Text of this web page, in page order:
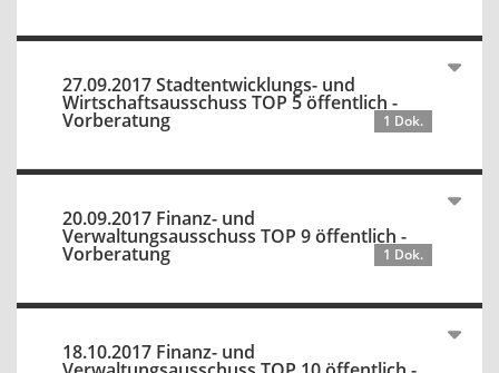
27.09.2017 Stadtentwicklungs- und
Wirtschaftsausschuss TOP 5 öffentlich -
Vorberatung 1 Dok.
20.09.2017 Finanz- und
Verwaltungsausschuss TOP 9 öffentlich -
Vorberatung 1 Dok.
18.10.2017 Finanz- und